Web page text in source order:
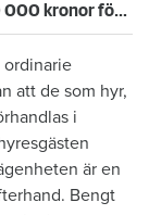
Renée Posse: Jag erbjöds 200 000 kronor för att flytta
ordinarie
att de som hyr,
i
är en
Bengt